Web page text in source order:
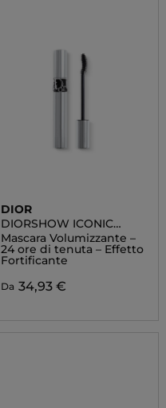
DIOR
DIORSHOW ICONIC
OVERCURL
Mascara Volumizzante –
24 ore di tenuta – Effetto
Fortificante
Da 34,93 €